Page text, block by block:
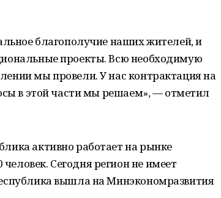
благополучие наших жителей, и
проекты. Всю необходимую
мы провели. У нас контрактация на
в этой части мы решаем», — отметил
активно работает на рынке
Сегодня регион не имеет
вышла на Минэкономразвития